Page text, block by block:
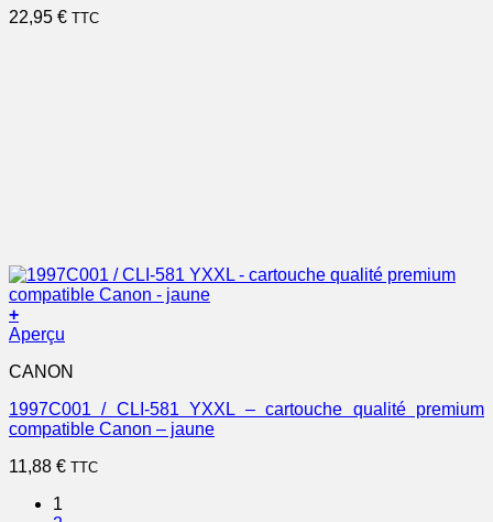
22,95 € TTC
+
Aperçu
CANON
1997C001 / CLI-581 YXXL – cartouche qualité premium
compatible Canon – jaune
11,88 € TTC
1